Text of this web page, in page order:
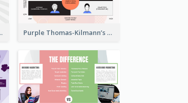
Strategic Analysis Purple Thomas-Kilmann’s Conflict Model Strategic Analysis